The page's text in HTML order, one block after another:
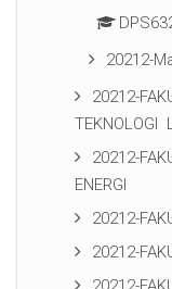
20212-
20212-
TEKNOLOGI
20212-
ENERGI
20212-
20212-